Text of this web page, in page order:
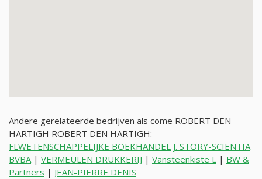
Andere gerelateerde bedrijven als come ROBERT DEN
HARTIGH ROBERT DEN HARTIGH:
FLWETENSCHAPPELIJKE BOEKHANDEL J. STORY-SCIENTIA
BVBA| VERMEULEN DRUKKERIJ | Vansteenkiste L | BW &
Partners | JEAN-PIERRE DENIS